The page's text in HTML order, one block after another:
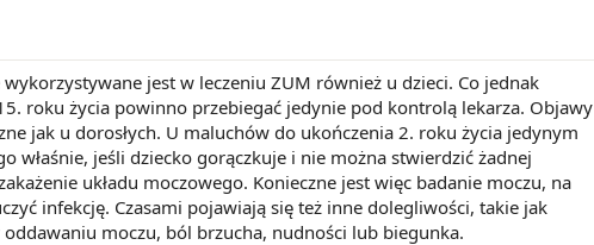
jest w leczeniu ZUM również u dzieci. Co jednak
roku życia powinno przebiegać jedynie pod kontrolą lekarza. Objawy
jak u dorosłych. U maluchów do ukończenia 2. roku życia jedynym
właśnie, jeśli dziecko gorączkuje i nie można stwierdzić żadnej
układu moczowego. Konieczne jest więc badanie moczu, na
infekcję. Czasami pojawiają się też inne dolegliwości, takie jak
moczu, ból brzucha, nudności lub biegunka.